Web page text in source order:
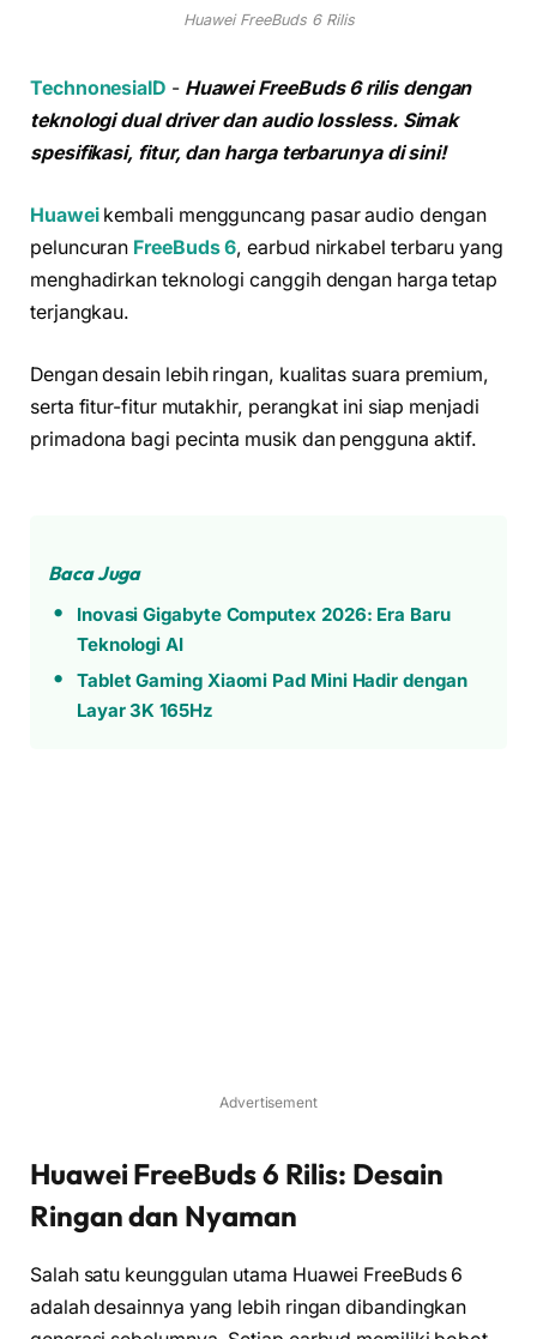
Huawei FreeBuds 6 Rilis
TechnonesiaID - Huawei FreeBuds 6 rilis dengan
teknologi dual driver dan audio lossless. Simak
spesifikasi, fitur, dan harga terbarunya di sini!
Huaweikembali mengguncang pasar audio dengan
peluncuran FreeBuds 6, earbud nirkabel terbaru yang
menghadirkan teknologi canggih dengan harga tetap
terjangkau.
Dengan desain lebih ringan, kualitas suara premium,
serta fitur-fitur mutakhir, perangkat ini siap menjadi
primadona bagi pecinta musik dan pengguna aktif.
Baca Juga
Inovasi Gigabyte Computex 2026: Era Baru
Teknologi AI
Tablet Gaming Xiaomi Pad Mini Hadir dengan
Layar 3K 165Hz
Advertisement
Huawei FreeBuds 6 Rilis: Desain
Ringan dan Nyaman
Salah satu keunggulan utama Huawei FreeBuds 6
adalah desainnya yang lebih ringan dibandingkan